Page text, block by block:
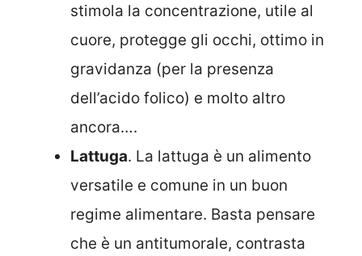
stimola la concentrazione, utile al
cuore, protegge gli occhi, ottimo in
gravidanza (per la presenza
dell’acido folico) e molto altro
ancora….
Lattuga. La lattuga è un alimento
versatile e comune in un buon
regime alimentare. Basta pensare
che è un antitumorale, contrasta